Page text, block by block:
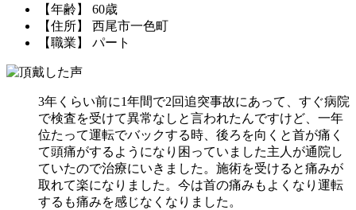
【年齢】 60歳
【住所】 西尾市一色町
【職業】 パート
3年くらい前に1年間で2回追突事故にあって、すぐ病院
で検査を受けて異常なしと言われたんですけど、一年
位たって運転でバックする時、後ろを向くと首が痛く
て頭痛がするようになり困っていました主人が通院し
ていたので治療にいきました。施術を受けると痛みが
取れて楽になりました。今は首の痛みもよくなり運転
するも痛みを感じなくなりました。